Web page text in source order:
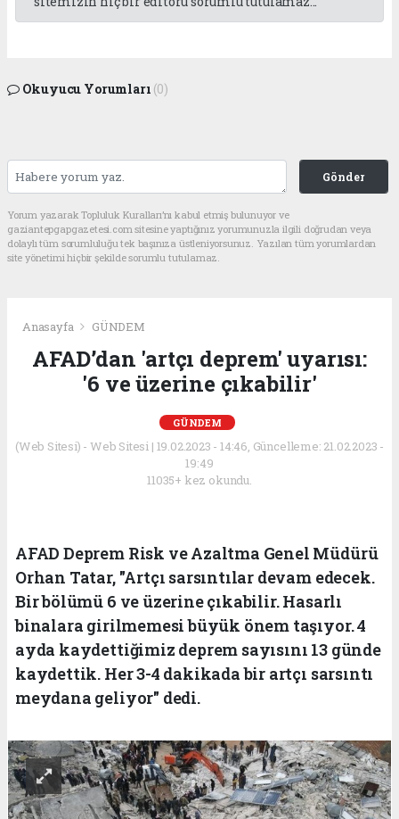
Okuyucu Yorumları (0)
Gönder
Yorum yazarak Topluluk Kuralları’nı kabul etmiş bulunuyor ve
gaziantepgapgazetesi.com sitesine yaptığınız yorumunuzla ilgili doğrudan veya
dolaylı tüm sorumluluğu tek başınıza üstleniyorsunuz. Yazılan tüm yorumlardan
site yönetimi hiçbir şekilde sorumlu tutulamaz.
Anasayfa GÜNDEM
AFAD’dan 'artçı deprem' uyarısı:
'6 ve üzerine çıkabilir'
GÜNDEM
(Web Sitesi) - Web Sitesi | 19.02.2023 - 14:46, Güncelleme: 21.02.2023 -
19:49
11035+ kez okundu.
AFAD Deprem Risk ve Azaltma Genel Müdürü
Orhan Tatar, "Artçı sarsıntılar devam edecek.
Bir bölümü 6 ve üzerine çıkabilir. Hasarlı
binalara girilmemesi büyük önem taşıyor. 4
ayda kaydettiğimiz deprem sayısını 13 günde
kaydettik. Her 3-4 dakikada bir artçı sarsıntı
meydana geliyor" dedi.